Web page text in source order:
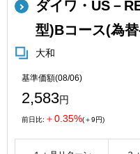
ダイワ・US－
型)Bコース(為
大和
基準価額(08/06)
2,583円
前日比: ＋0.35%(＋9円)